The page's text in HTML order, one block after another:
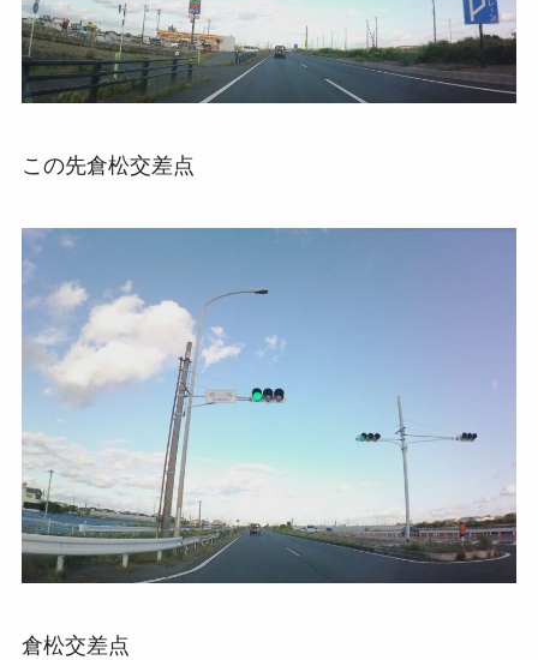
この先倉松交差点
倉松交差点